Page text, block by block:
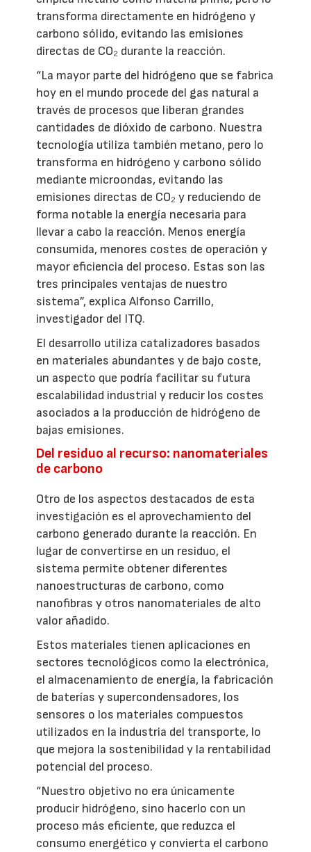
transforma directamente en hidrógeno y
carbono sólido, evitando las emisiones
directas de CO₂ durante la reacción.
“La mayor parte del hidrógeno que se fabrica
hoy en el mundo procede del gas natural a
través de procesos que liberan grandes
cantidades de dióxido de carbono. Nuestra
tecnología utiliza también metano, pero lo
transforma en hidrógeno y carbono sólido
mediante microondas, evitando las
emisiones directas de CO₂ y reduciendo de
forma notable la energía necesaria para
llevar a cabo la reacción. Menos energía
consumida, menores costes de operación y
mayor eficiencia del proceso. Estas son las
tres principales ventajas de nuestro
sistema”, explica Alfonso Carrillo,
investigador del ITQ.
El desarrollo utiliza catalizadores basados
en materiales abundantes y de bajo coste,
un aspecto que podría facilitar su futura
escalabilidad industrial y reducir los costes
asociados a la producción de hidrógeno de
bajas emisiones.
Del residuo al recurso: nanomateriales
de carbono
Otro de los aspectos destacados de esta
investigación es el aprovechamiento del
carbono generado durante la reacción. En
lugar de convertirse en un residuo, el
sistema permite obtener diferentes
nanoestructuras de carbono, como
nanofibras y otros nanomateriales de alto
valor añadido.
Estos materiales tienen aplicaciones en
sectores tecnológicos como la electrónica,
el almacenamiento de energía, la fabricación
de baterías y supercondensadores, los
sensores o los materiales compuestos
utilizados en la industria del transporte, lo
que mejora la sostenibilidad y la rentabilidad
potencial del proceso.
“Nuestro objetivo no era únicamente
producir hidrógeno, sino hacerlo con un
proceso más eficiente, que reduzca el
consumo energético y convierta el carbono